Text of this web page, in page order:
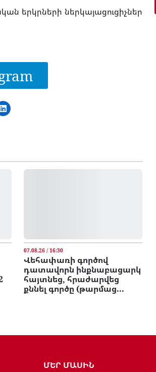
երկրների ներկայացուցիչներ
07.08.26 / 16:30
Վեհափառի գործով
դատավորն ինքնաբացարկ
հայտնեց, հրաժարվեց
քննել գործը (թարմաց...
ՄԵՐ ՄԱՍԻՆ